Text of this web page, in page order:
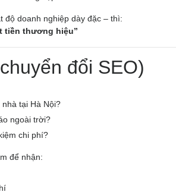
độ doanh nghiệp dày đặc – thì:
tiền thương hiệu”
đổi SEO)
tại Hà Nội?
ngoài trời?
chi phí?
để nhận: